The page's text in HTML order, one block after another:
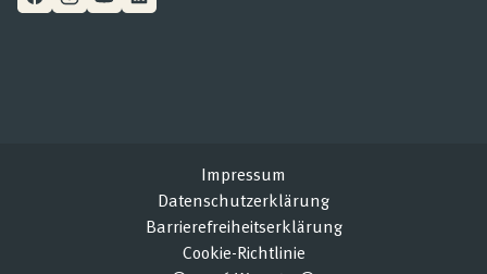
Impressum
Datenschutzerklärung
Barrierefreiheitserklärung
Cookie-Richtlinie